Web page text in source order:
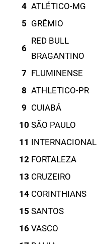
4 ATLÉTICO-MG
5 GRÊMIO
6
RED BULL
BRAGANTINO
7 FLUMINENSE
8 ATHLETICO-PR
9 CUIABÁ
10 SÃO PAULO
11 INTERNACIONAL
12 FORTALEZA
13 CRUZEIRO
14 CORINTHIANS
15 SANTOS
16 VASCO